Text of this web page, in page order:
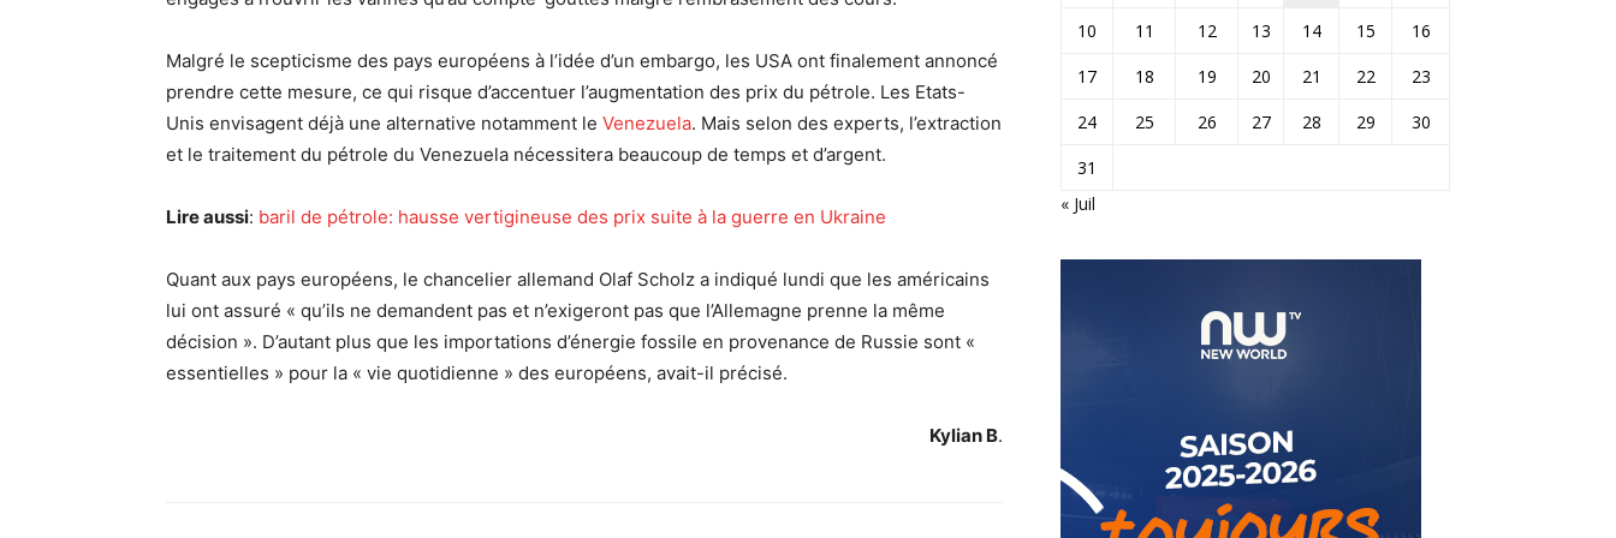
Malgré le scepticisme des pays européens à l’idée d’un embargo, les USA ont finalement annoncé
prendre cette mesure, ce qui risque d’accentuer l’augmentation des prix du pétrole. Les Etats-
Unis envisagent déjà une alternative notamment le Venezuela. Mais selon des experts, l’extraction
et le traitement du pétrole du Venezuela nécessitera beaucoup de temps et d’argent.
Lire aussi: baril de pétrole: hausse vertigineuse des prix suite à la guerre en Ukraine
Quant aux pays européens, le chancelier allemand Olaf Scholz a indiqué lundi que les américains
lui ont assuré « qu’ils ne demandent pas et n’exigeront pas que l’Allemagne prenne la même
décision ». D’autant plus que les importations d’énergie fossile en provenance de Russie sont «
essentielles » pour la « vie quotidienne » des européens, avait-il précisé.
Kylian B.
10 11 12 13 14 15
16
17
18 19 20 21 22
23
24
25 26 27 28 29
30
31
« Juil